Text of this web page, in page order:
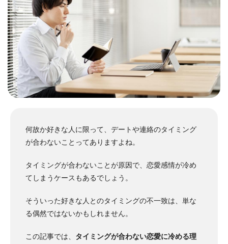
何故か好きな人に限って、デートや連絡のタイミング
が合わないことってありますよね。
タイミングが合わないことが原因で、恋愛感情が冷め
てしまうケースもあるでしょう。
そういった好きな人とのタイミングの不一致は、単な
る偶然ではないかもしれません。
この記事では、 タイミングが合わない恋愛に冷める理